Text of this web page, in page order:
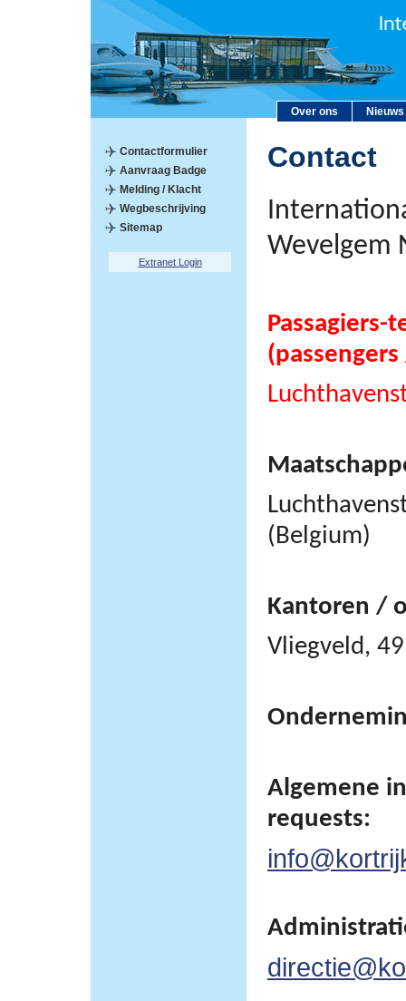
Over ons Nieuws
Contactformulier
Aanvraag Badge
Melding / Klacht
Wegbeschrijving
Sitemap
Extranet Login
Contact
Wevelgem
Passagiers-
(Belgium)
Kantoren /
Vliegveld,
Algemene
requests: